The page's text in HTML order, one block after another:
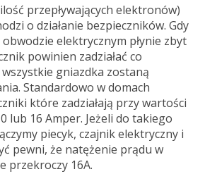
przepływających elektronów)
o działanie bezpieczników. Gdy
elektrycznym płynie zbyt
powinien zadziałać co
gniazdka zostaną
Standardowo w domach
które zadziałają przy wartości
lub 16 Amper. Jeżeli do takiego
piecyk, czajnik elektryczny i
pewni, że natężenie prądu w
przekroczy 16A.